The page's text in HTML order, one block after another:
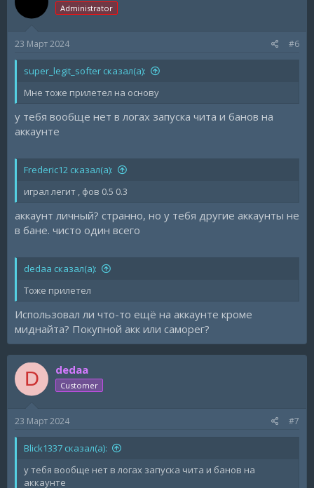
Administrator
23 Март 2024 #6
super_legit_softer сказал(а):
Мне тоже прилетел на основу
у тебя вообще нет в логах запуска чита и банов на
аккаунте
Frederic12 сказал(а):
играл легит , фов 0.5 0.3
аккаунт личный? странно, но у тебя другие аккаунты не
в бане. чисто один всего
dedaa сказал(а):
Тоже прилетел
Использовал ли что-то ещё на аккаунте кроме
миднайта? Покупной акк или саморег?
D dedaa
Customer
23 Март 2024 #7
Blick1337 сказал(а):
у тебя вообще нет в логах запуска чита и банов на
аккаунте